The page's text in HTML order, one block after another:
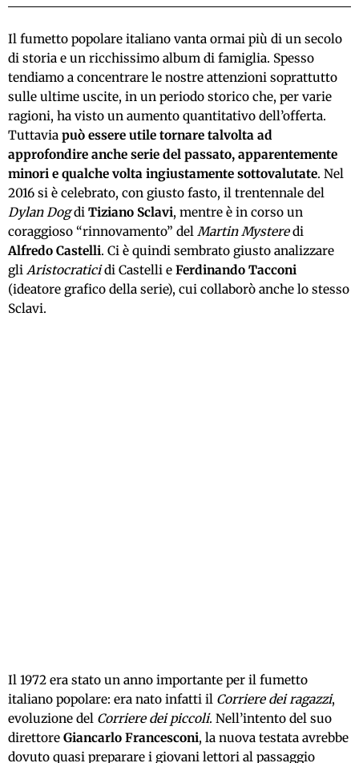
Il fumetto popolare italiano vanta ormai più di un secolo
di storia e un ricchissimo album di famiglia. Spesso
tendiamo a concentrare le nostre attenzioni soprattutto
sulle ultime uscite, in un periodo storico che, per varie
ragioni, ha visto un aumento quantitativo dell’offerta.
Tuttavia può essere utile tornare talvolta ad
approfondire anche serie del passato, apparentemente
minori e qualche volta ingiustamente sottovalutate. Nel
2016 si è celebrato, con giusto fasto, il trentennale del
Dylan Dogdi Tiziano Sclavi, mentre è in corso un
coraggioso “rinnovamento” del Martin Mysteredi
Alfredo Castelli. Ci è quindi sembrato giusto analizzare
gli Aristocraticidi Castelli e Ferdinando Tacconi
(ideatore grafico della serie), cui collaborò anche lo stesso
Sclavi.
Il 1972 era stato un anno importante per il fumetto
italiano popolare: era nato infatti il Corriere dei ragazzi,
evoluzione del Corriere dei piccoli. Nell’intento del suo
direttore Giancarlo Francesconi, la nuova testata avrebbe
dovuto quasi preparare i giovani lettori al passaggio